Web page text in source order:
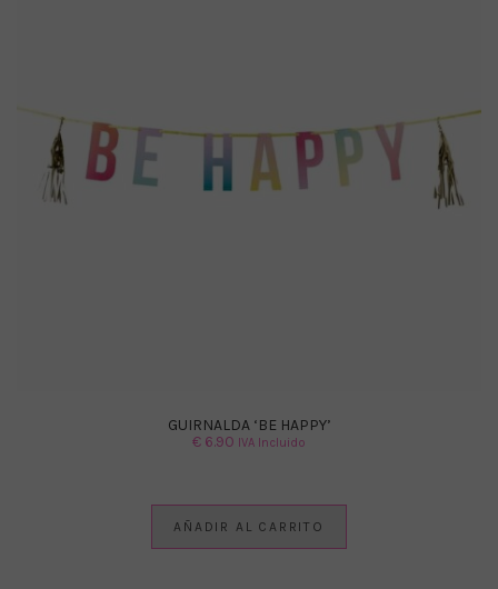
GUIRNALDA ‘BE HAPPY’
€ 6.90 IVA Incluido
AÑADIR AL CARRITO